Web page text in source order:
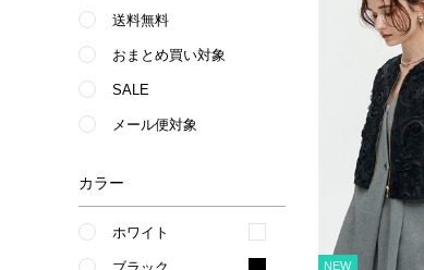
送料無料
おまとめ買い対象
SALE
メール便対象
カラー
ホワイト
ブラック NEW